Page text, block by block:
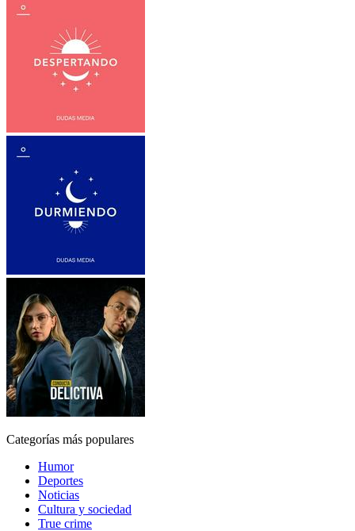
Categorías más populares
Humor
Deportes
Noticias
Cultura y sociedad
True crime